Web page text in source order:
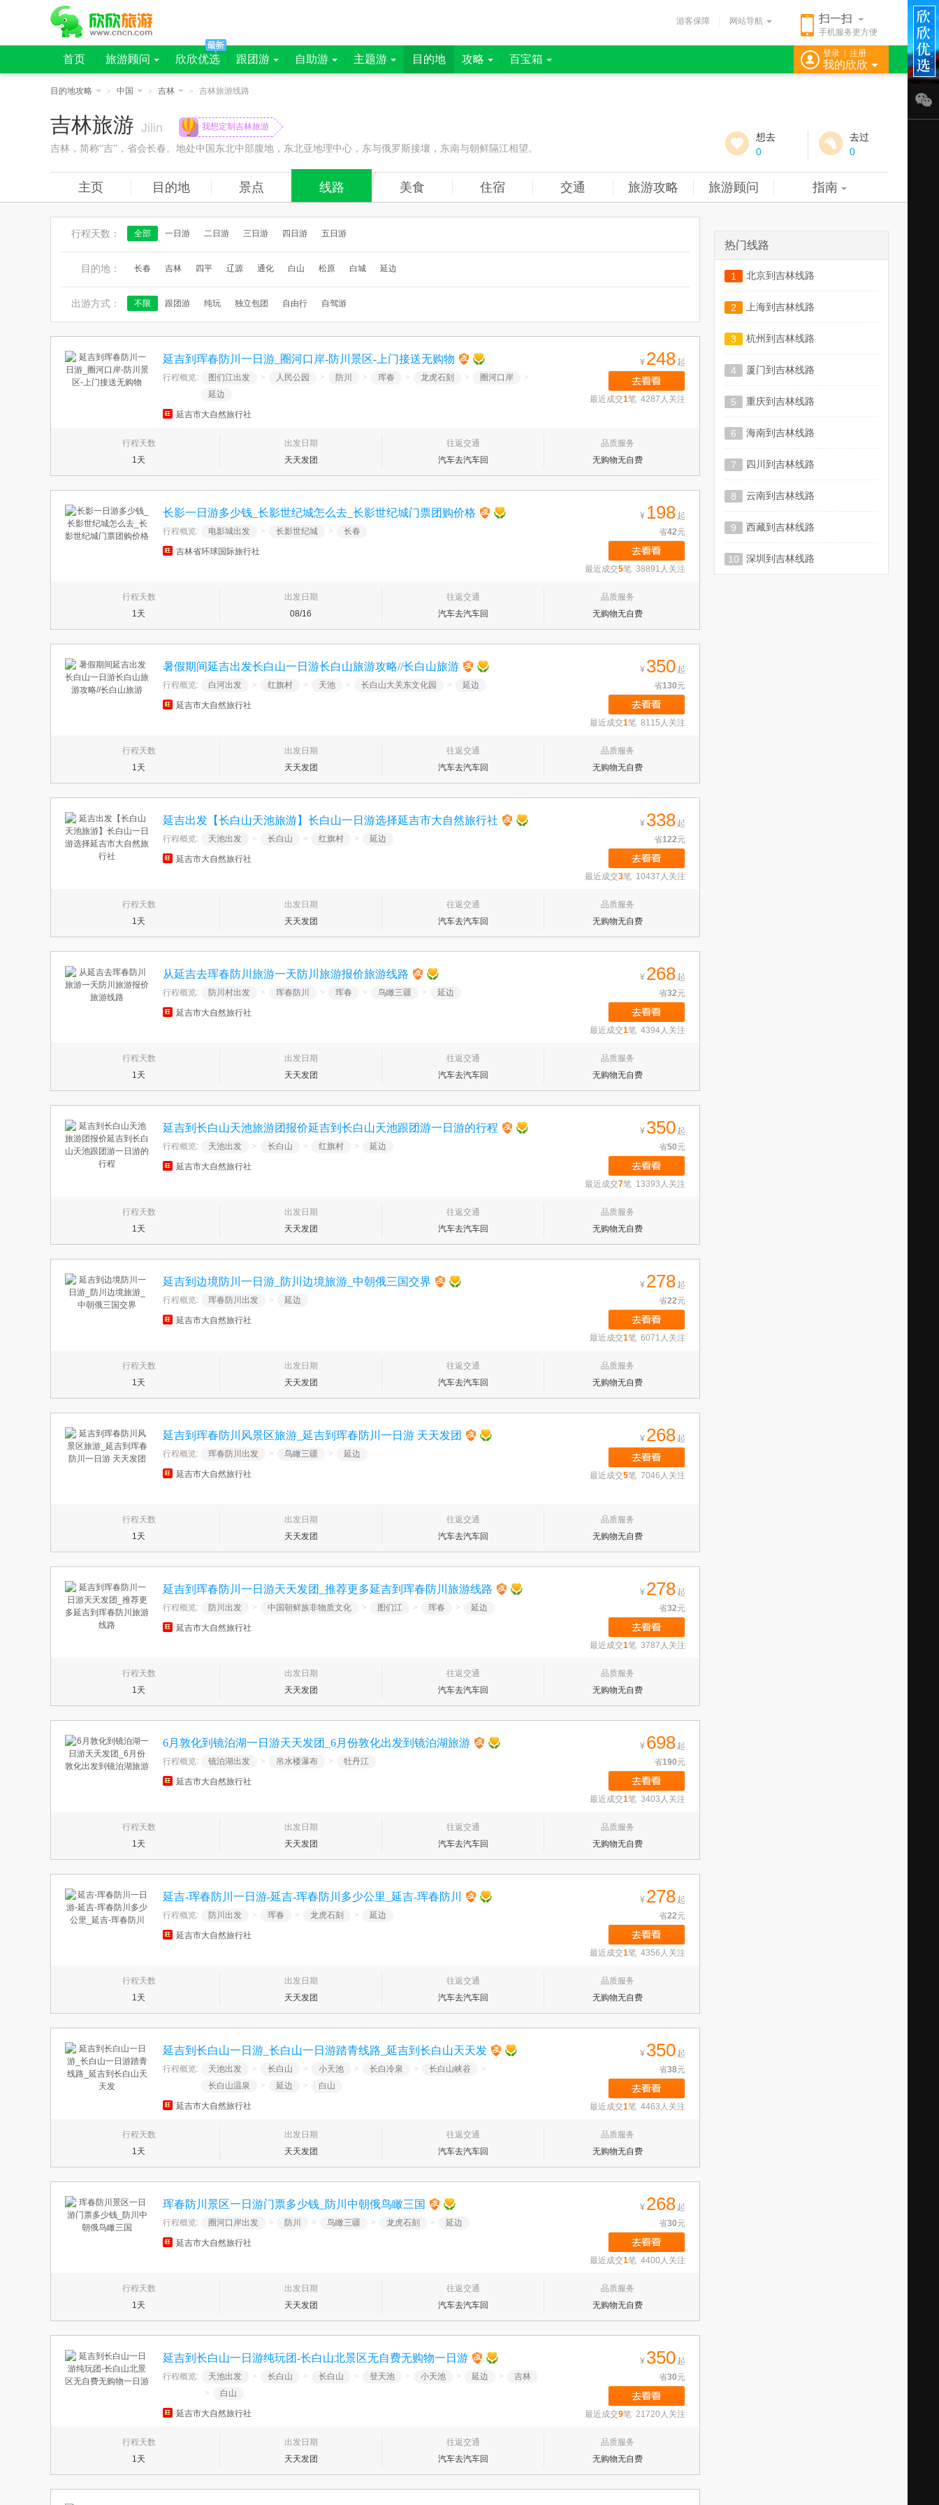
扫一扫
手机服务更方便
游客保障 网站导航
登录 注册
我的欣欣
首页 旅游顾问 欣欣优选 跟团游 自助游 主题游 目的地 攻略 百宝箱
目的地攻略 > 中国 > 吉林 > 吉林旅游线路
吉林旅游 Jilin 我想定制吉林旅游
吉林，简称“吉”，省会长春。地处中国东北中部腹地，东北亚地理中心，东与俄罗斯接壤，东南与朝鲜隔江相望。
想去
0
去过
0
主页 目的地 景点 线路 美食 住宿 交通 旅游攻略 旅游顾问 指南
行程天数： 全部 一日游 二日游 三日游 四日游 五日游
目的地： 长春 吉林 四平 辽源 通化 白山 松原 白城 延边
出游方式： 不限 跟团游 纯玩 独立包团 自由行 自驾游
延吉到珲春防川一日游_圈河口岸-防川景区-上门接送无购物
行程概览: 图们江出发 > 人民公园 > 防川 > 珲春 > 龙虎石刻 > 圈河口岸
>
延边
延吉市大自然旅行社
¥ 248 起
最近成交1笔 4287人关注
行程天数
1天
出发日期
天天发团
往返交通
汽车去汽车回
品质服务
无购物无自费
长影一日游多少钱_长影世纪城怎么去_长影世纪城门票团购价格
行程概览: 电影城出发 > 长影世纪城 > 长春
吉林省环球国际旅行社
¥ 198 起
省42元
最近成交5笔 38891人关注
行程天数
1天
出发日期
08/16
往返交通
汽车去汽车回
品质服务
无购物无自费
暑假期间延吉出发长白山一日游长白山旅游攻略//长白山旅游
行程概览: 白河出发 > 红旗村 > 天池 > 长白山大关东文化园 > 延边
延吉市大自然旅行社
¥ 350 起
省130元
最近成交1笔 8115人关注
行程天数
1天
出发日期
天天发团
往返交通
汽车去汽车回
品质服务
无购物无自费
延吉出发【长白山天池旅游】长白山一日游选择延吉市大自然旅行社
行程概览: 天池出发 > 长白山 > 红旗村 > 延边
延吉市大自然旅行社
¥ 338 起
省122元
最近成交3笔 10437人关注
行程天数
1天
出发日期
天天发团
往返交通
汽车去汽车回
品质服务
无购物无自费
从延吉去珲春防川旅游一天防川旅游报价旅游线路
行程概览: 防川村出发 > 珲春防川 > 珲春 > 鸟瞰三疆 > 延边
延吉市大自然旅行社
¥ 268 起
省32元
最近成交1笔 4394人关注
行程天数
1天
出发日期
天天发团
往返交通
汽车去汽车回
品质服务
无购物无自费
延吉到长白山天池旅游团报价延吉到长白山天池跟团游一日游的行程
行程概览: 天池出发 > 长白山 > 红旗村 > 延边
延吉市大自然旅行社
¥ 350 起
省50元
最近成交7笔 13393人关注
行程天数
1天
出发日期
天天发团
往返交通
汽车去汽车回
品质服务
无购物无自费
延吉到边境防川一日游_防川边境旅游_中朝俄三国交界
行程概览: 珲春防川出发 > 延边
延吉市大自然旅行社
¥ 278 起
省22元
最近成交1笔 6071人关注
行程天数
1天
出发日期
天天发团
往返交通
汽车去汽车回
品质服务
无购物无自费
延吉到珲春防川风景区旅游_延吉到珲春防川一日游 天天发团
行程概览: 珲春防川出发 > 鸟瞰三疆 > 延边
延吉市大自然旅行社
¥ 268 起
最近成交5笔 7046人关注
行程天数
1天
出发日期
天天发团
往返交通
汽车去汽车回
品质服务
无购物无自费
延吉到珲春防川一日游天天发团_推荐更多延吉到珲春防川旅游线路
行程概览: 防川出发 > 中国朝鲜族非物质文化 > 图们江 > 珲春 > 延边
延吉市大自然旅行社
¥ 278 起
省32元
最近成交1笔 3787人关注
行程天数
1天
出发日期
天天发团
往返交通
汽车去汽车回
品质服务
无购物无自费
6月敦化到镜泊湖一日游天天发团_6月份敦化出发到镜泊湖旅游
行程概览: 镜泊湖出发 > 吊水楼瀑布 > 牡丹江
延吉市大自然旅行社
¥ 698 起
省190元
最近成交1笔 3403人关注
行程天数
1天
出发日期
天天发团
往返交通
汽车去汽车回
品质服务
无购物无自费
延吉-珲春防川一日游-延吉-珲春防川多少公里_延吉-珲春防川
行程概览: 防川出发 > 珲春 > 龙虎石刻 > 延边
延吉市大自然旅行社
¥ 278 起
省22元
最近成交1笔 4356人关注
行程天数
1天
出发日期
天天发团
往返交通
汽车去汽车回
品质服务
无购物无自费
延吉到长白山一日游_长白山一日游踏青线路_延吉到长白山天天发
行程概览: 天池出发 > 长白山 > 小天池 > 长白冷泉 > 长白山峡谷
>
长白山温泉
> 延边 > 白山
延吉市大自然旅行社
¥ 350 起
省38元
最近成交1笔 4463人关注
行程天数
1天
出发日期
天天发团
往返交通
汽车去汽车回
品质服务
无购物无自费
珲春防川景区一日游门票多少钱_防川中朝俄鸟瞰三国
行程概览: 圈河口岸出发 > 防川 > 鸟瞰三疆 > 龙虎石刻 > 延边
延吉市大自然旅行社
¥ 268 起
省30元
最近成交1笔 4400人关注
行程天数
1天
出发日期
天天发团
往返交通
汽车去汽车回
品质服务
无购物无自费
延吉到长白山一日游纯玩团-长白山北景区无自费无购物一日游
行程概览: 天池出发 > 长白山 > 长白山 > 登天池 > 小天池 > 延边 >
吉林
>
白山
延吉市大自然旅行社
¥ 350 起
省30元
最近成交9笔 21720人关注
行程天数
1天
出发日期
天天发团
往返交通
汽车去汽车回
品质服务
无购物无自费
热门线路
1 北京到吉林线路
2 上海到吉林线路
3 杭州到吉林线路
4 厦门到吉林线路
5 重庆到吉林线路
6 海南到吉林线路
7 四川到吉林线路
8 云南到吉林线路
9 西藏到吉林线路
10 深圳到吉林线路